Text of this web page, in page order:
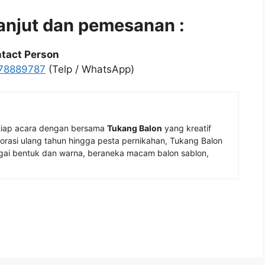
dan pemesanan :
Person
(Telp / WhatsApp)
acara dengan bersama Tukang Balon yang kreatif
ulang tahun hingga pesta pernikahan, Tukang Balon
bentuk dan warna, beraneka macam balon sablon,